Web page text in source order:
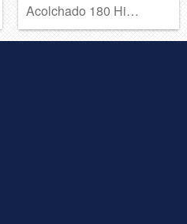
Acolchado 180 Hilos Ref A-365